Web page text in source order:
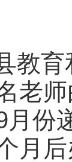
教
老
份
月